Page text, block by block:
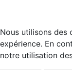
Nous utilisons des
expérience. En
notre utilisation